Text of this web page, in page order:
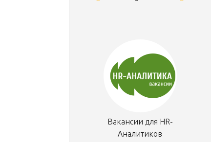
Вакансии для HR-
Аналитиков